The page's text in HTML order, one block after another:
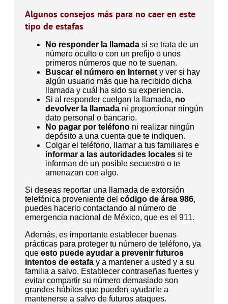
Algunos consejos más para no caer en este
tipo de estafas
No responder la llamada si se trata de un
número oculto o con un prefijo o unos
primeros números que no te suenan.
Buscar el número en Internet y ver si hay
algún usuario más que ha recibido dicha
llamada y cuál ha sido su experiencia.
Si al responder cuelgan la llamada, no
devolver la llamada ni proporcionar ningún
dato personal o bancario.
No pagar por teléfono ni realizar ningún
depósito a una cuenta que te indiquen.
Colgar el teléfono, llamar a tus familiares e
informar a las autoridades locales si te
informan de un posible secuestro o te
amenazan con algo.
Si deseas reportar una llamada de extorsión
telefónica proveniente del código de área 986,
puedes hacerlo contactando al número de
emergencia nacional de México, que es el 911.
Además, es importante establecer buenas
prácticas para proteger tu número de teléfono, ya
que esto puede ayudar a prevenir futuros
intentos de estafa y a mantener a usted y a su
familia a salvo. Establecer contraseñas fuertes y
evitar compartir su número demasiado son
grandes hábitos que pueden ayudarle a
mantenerse a salvo de futuros ataques.